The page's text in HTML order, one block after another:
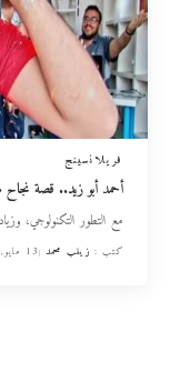
فريلانسينج
أحمد أبو زيد.. قصة
مع التطور التكنولوجي،
كتب : زينب محمد 13 مايو, 2023